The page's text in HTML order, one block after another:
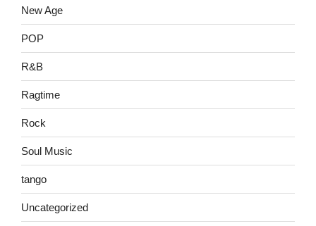
New Age
POP
R&B
Ragtime
Rock
Soul Music
tango
Uncategorized